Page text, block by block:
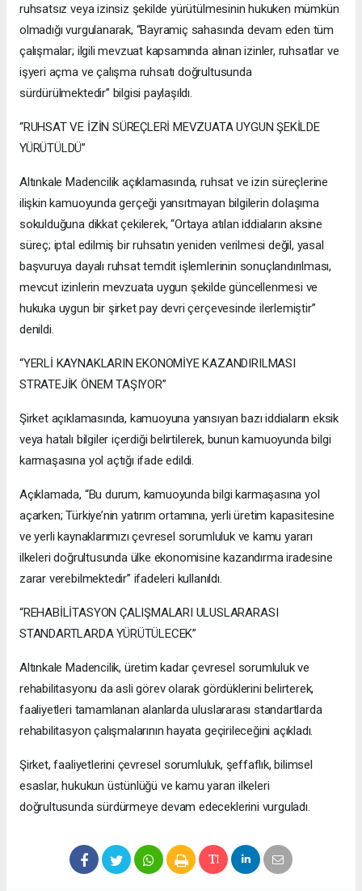
ruhsatsız veya izinsiz şekilde yürütülmesinin hukuken mümkün
olmadığı vurgulanarak, “Bayramiç sahasında devam eden tüm
çalışmalar; ilgili mevzuat kapsamında alınan izinler, ruhsatlar ve
işyeri açma ve çalışma ruhsatı doğrultusunda
sürdürülmektedir” bilgisi paylaşıldı.
“RUHSAT VE İZİN SÜREÇLERİ MEVZUATA UYGUN ŞEKİLDE
YÜRÜTÜLDÜ”
Altınkale Madencilik açıklamasında, ruhsat ve izin süreçlerine
ilişkin kamuoyunda gerçeği yansıtmayan bilgilerin dolaşıma
sokulduğuna dikkat çekilerek, “Ortaya atılan iddiaların aksine
süreç; iptal edilmiş bir ruhsatın yeniden verilmesi değil, yasal
başvuruya dayalı ruhsat temdit işlemlerinin sonuçlandırılması,
mevcut izinlerin mevzuata uygun şekilde güncellenmesi ve
hukuka uygun bir şirket pay devri çerçevesinde ilerlemiştir”
denildi.
“YERLİ KAYNAKLARIN EKONOMİYE KAZANDIRILMASI
STRATEJİK ÖNEM TAŞIYOR”
Şirket açıklamasında, kamuoyuna yansıyan bazı iddiaların eksik
veya hatalı bilgiler içerdiği belirtilerek, bunun kamuoyunda bilgi
karmaşasına yol açtığı ifade edildi.
Açıklamada, “Bu durum, kamuoyunda bilgi karmaşasına yol
açarken; Türkiye’nin yatırım ortamına, yerli üretim kapasitesine
ve yerli kaynaklarımızı çevresel sorumluluk ve kamu yararı
ilkeleri doğrultusunda ülke ekonomisine kazandırma iradesine
zarar verebilmektedir” ifadeleri kullanıldı.
“REHABİLİTASYON ÇALIŞMALARI ULUSLARARASI
STANDARTLARDA YÜRÜTÜLECEK”
Altınkale Madencilik, üretim kadar çevresel sorumluluk ve
rehabilitasyonu da asli görev olarak gördüklerini belirterek,
faaliyetleri tamamlanan alanlarda uluslararası standartlarda
rehabilitasyon çalışmalarının hayata geçirileceğini açıkladı.
Şirket, faaliyetlerini çevresel sorumluluk, şeffaflık, bilimsel
esaslar, hukukun üstünlüğü ve kamu yararı ilkeleri
doğrultusunda sürdürmeye devam edeceklerini vurguladı.